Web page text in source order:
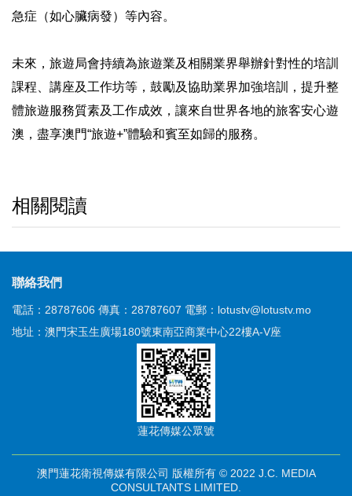
急症（如心臟病發）等內容。
未來，旅遊局會持續為旅遊業及相關業界舉辦針對性的培訓
課程、講座及工作坊等，鼓勵及協助業界加強培訓，提升整
體旅遊服務質素及工作成效，讓來自世界各地的旅客安心遊
澳，盡享澳門“旅遊+”體驗和賓至如歸的服務。
相關閱讀
聯絡我們
電話：28787606 傳真：28787607 電郵：lotustv@lotustv.mo
地址：澳門宋玉生廣場180號東南亞商業中心22樓A-V座
蓮花傳媒公眾號
澳門蓮花衛視傳媒有限公司 版權所有 © 2022 J.C. MEDIA
CONSULTANTS LIMITED.